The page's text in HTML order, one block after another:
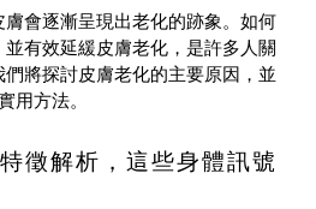
會逐漸呈現出老化的跡象。如何
有效延緩皮膚老化，是許多人關
將探討皮膚老化的主要原因，並
用方法。
徵解析，這些身體訊號